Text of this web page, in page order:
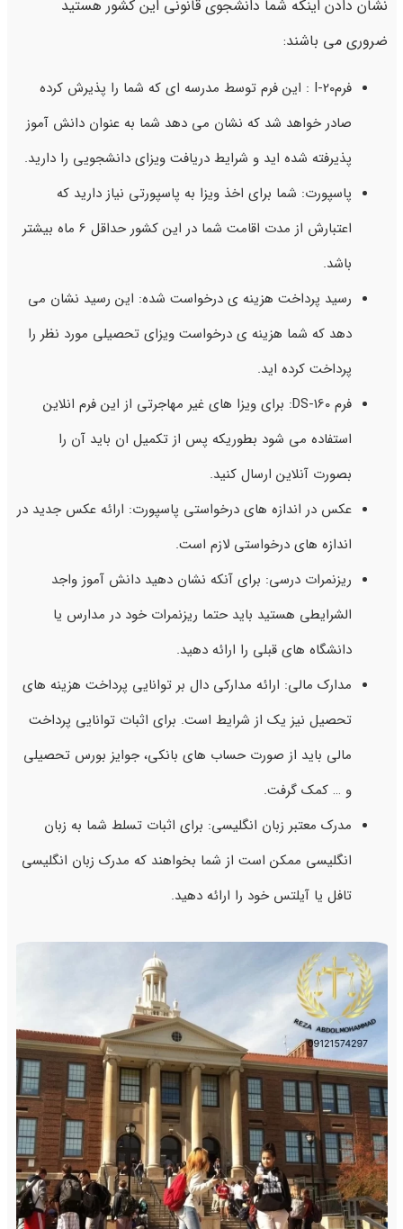
نشان دادن اینکه شما دانشجوی قانونی این کشور هستید
ضروری می باشند:
فرمI-20 : این فرم توسط مدرسه ای که شما را پذیرش کرده
صادر خواهد شد که نشان می دهد شما به عنوان دانش آموز
پذیرفته شده اید و شرایط دریافت ویزای دانشجویی را دارید.
پاسپورت: شما برای اخذ ویزا به پاسپورتی نیاز دارید که
اعتبارش از مدت اقامت شما در این کشور حداقل 6 ماه بیشتر
باشد.
رسید پرداخت هزینه ی درخواست شده: این رسید نشان می
دهد که شما هزینه ی درخواست ویزای تحصیلی مورد نظر را
پرداخت کرده اید.
فرم DS-160: برای ویزا های غیر مهاجرتی از این فرم انلاین
استفاده می شود بطوریکه پس از تکمیل ان باید آن را
بصورت آنلاین ارسال کنید.
عکس در اندازه های درخواستی پاسپورت: ارائه عکس جدید در
اندازه های درخواستی لازم است.
ریزنمرات درسی: برای آنکه نشان دهید دانش آموز واجد
الشرایطی هستید باید حتما ریزنمرات خود در مدارس یا
دانشگاه های قبلی را ارائه دهید.
مدارک مالی: ارائه مدارکی دال بر توانایی پرداخت هزینه های
تحصیل نیز یک از شرایط است. برای اثبات توانایی پرداخت
مالی باید از صورت حساب های بانکی، جوایز بورس تحصیلی
و … کمک گرفت.
مدرک معتبر زبان انگلیسی: برای اثبات تسلط شما به زبان
انگلیسی ممکن است از شما بخواهند که مدرک زبان انگلیسی
تافل یا آیلتس خود را ارائه دهید.